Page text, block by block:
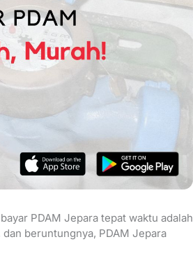
PDAM Jepara tepat waktu adalah
beruntungnya, PDAM Jepara